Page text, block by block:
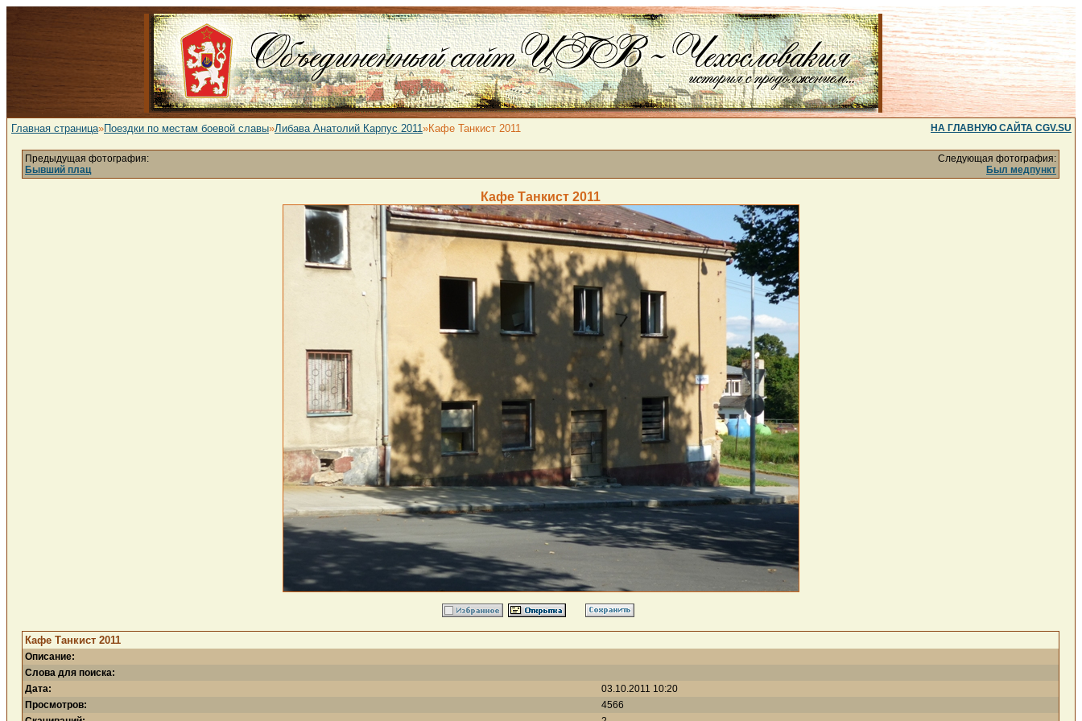
Главная страница»Поездки по местам боевой славы»Либава Анатолий Карпус 2011»Кафе Танкист 2011 НА ГЛАВНУЮ САЙТА CGV.SU
Предыдущая фотография:
Бывший плац
Следующая фотография:
Был медпункт
Кафе Танкист 2011
Кафе Танкист 2011
Описание:
Слова для поиска:
Дата:
03.10.2011 10:20
Просмотров:
4566